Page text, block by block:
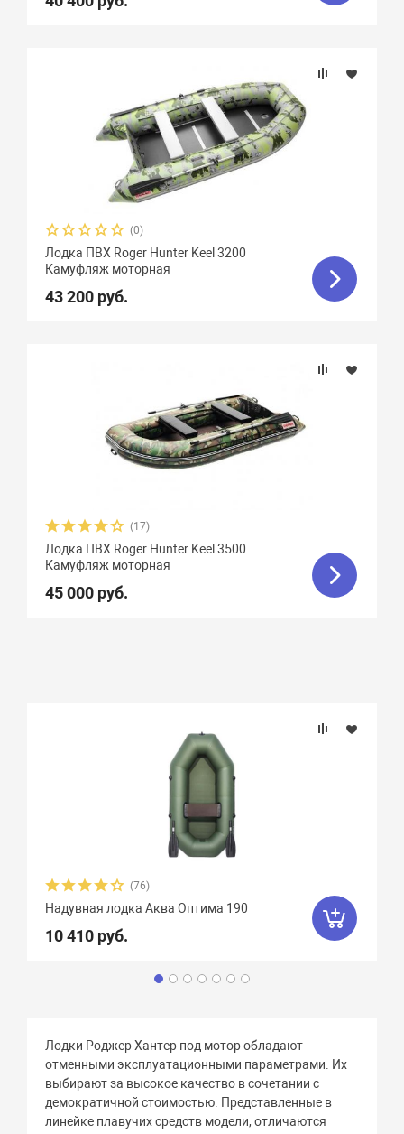
(0)
Лодка ПВХ Roger Hunter Keel 3200
Камуфляж моторная
43 200 руб.
(17)
Лодка ПВХ Roger Hunter Keel 3500
Камуфляж моторная
45 000 руб.
(76)
Надувная лодка Аква Оптима 190
10 410 руб.
Лодки Роджер Хантер под мотор обладают
отменными эксплуатационными параметрами. Их
выбирают за высокое качество в сочетании с
демократичной стоимостью. Представленные в
линейке плавучих средств модели, отличаются